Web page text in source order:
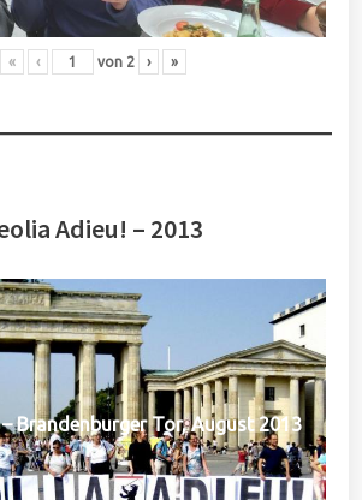
« ‹ von 2 › »
Adieu! – 2013
Brandenburger Tor, August 2013